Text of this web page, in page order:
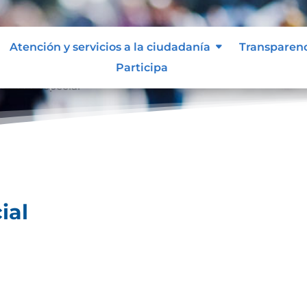
Atención y servicios a la ciudadanía
Participa
especial